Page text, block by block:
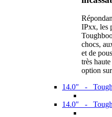
IPxx, les
chocs,
et de
très
option
14.0" -
14.0" -